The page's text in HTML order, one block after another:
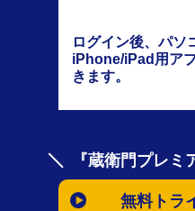
ログイン後、パソ
iPhone/iPad用ア
きます。
『蔵衛門プレ
無料トラ